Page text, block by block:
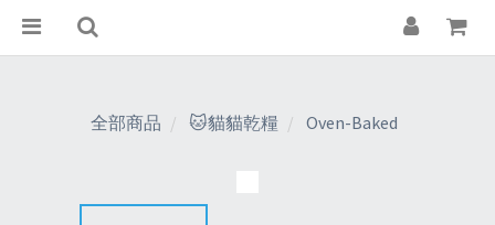
全部商品 🐱貓貓乾糧 Oven-Baked